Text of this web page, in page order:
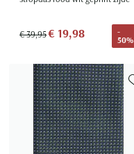
€ 39,95€ 19,98
-
50%